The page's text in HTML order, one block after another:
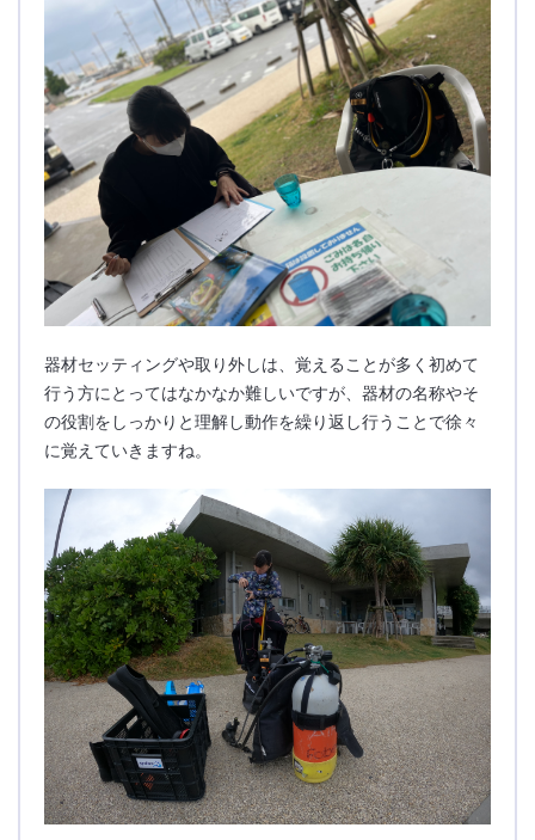
器材セッティングや取り外しは、覚えることが多く初めて
行う方にとってはなかなか難しいですが、器材の名称やそ
の役割をしっかりと理解し動作を繰り返し行うことで徐々
に覚えていきますね。